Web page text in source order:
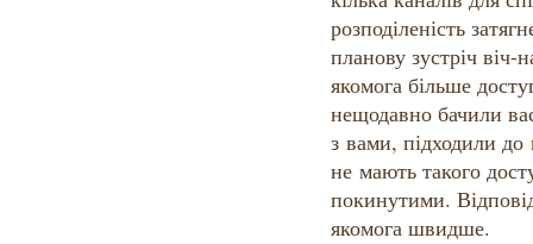
розподіленість
планову зустріч
якомога більше
нещодавно бачили
з вами, підходили
не мають такого
покинутими.
якомога швидше.